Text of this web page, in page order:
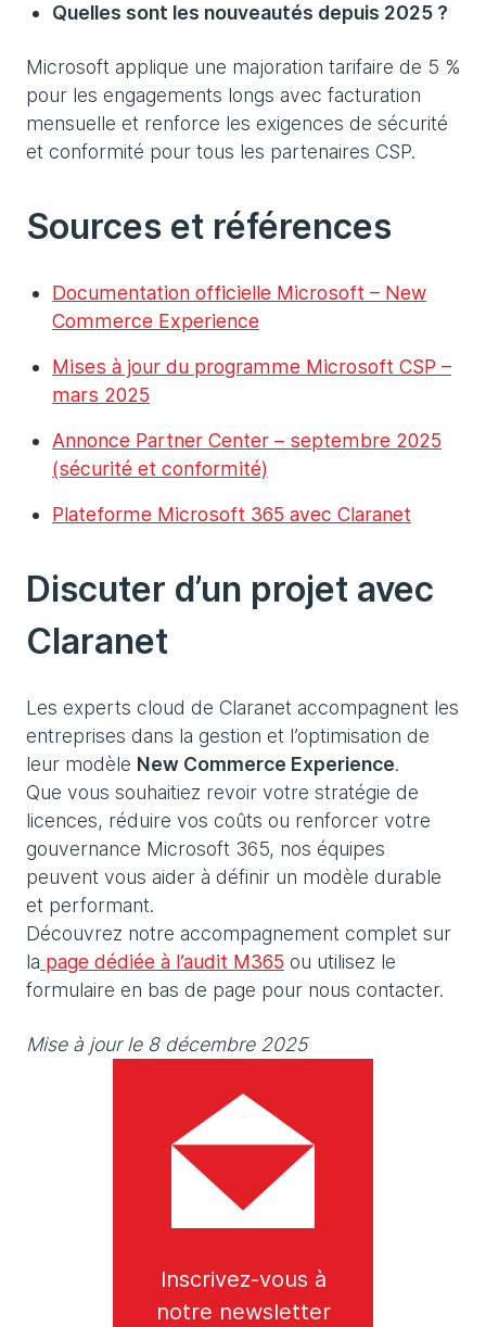
Quelles sont les nouveautés depuis 2025 ?
Microsoft applique une majoration tarifaire de 5 %
pour les engagements longs avec facturation
mensuelle et renforce les exigences de sécurité
et conformité pour tous les partenaires CSP.
Sources et références
Documentation officielle Microsoft – New
Commerce Experience
Mises à jour du programme Microsoft CSP –
mars 2025
Annonce Partner Center – septembre 2025
(sécurité et conformité)
Plateforme Microsoft 365 avec Claranet
Discuter d’un projet avec
Claranet
Les experts cloud de Claranet accompagnent les
entreprises dans la gestion et l’optimisation de
leur modèle New Commerce Experience.
Que vous souhaitiez revoir votre stratégie de
licences, réduire vos coûts ou renforcer votre
gouvernance Microsoft 365, nos équipes
peuvent vous aider à définir un modèle durable
et performant.
Découvrez notre accompagnement complet sur
la page dédiée à l’audit M365 ou utilisez le
formulaire en bas de page pour nous contacter.
Mise à jour le 8 décembre 2025
Inscrivez-vous à
notre newsletter